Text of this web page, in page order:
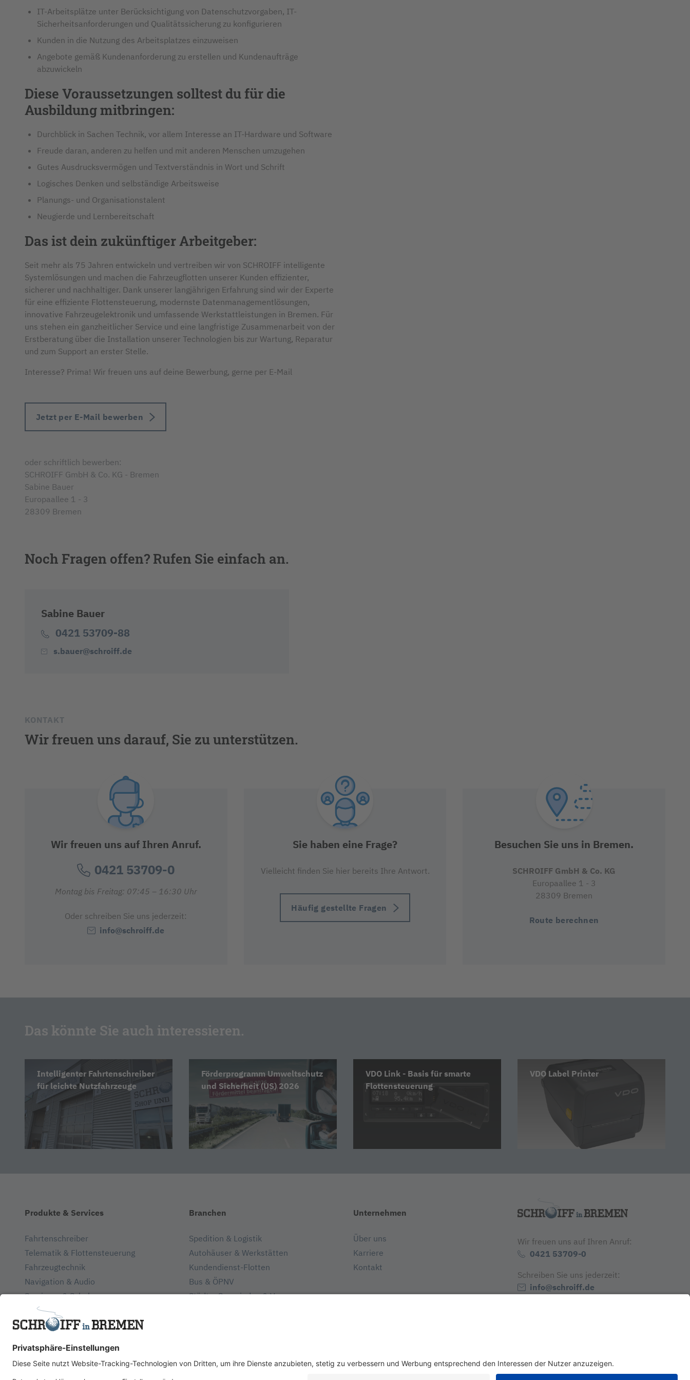
IT-Arbeitsplätze unter Berücksichtigung von Datenschutzvorgaben, IT-
Sicherheitsanforderungen und Qualitätssicherung zu konfigurieren
Kunden in die Nutzung des Arbeitsplatzes einzuweisen
Angebote gemäß Kundenanforderung zu erstellen und Kundenaufträge
abzuwickeln
Diese Voraussetzungen solltest du für die
Ausbildung mitbringen:
Durchblick in Sachen Technik, vor allem Interesse an IT-Hardware und Software
Freude daran, anderen zu helfen und mit anderen Menschen umzugehen
Gutes Ausdrucksvermögen und Textverständnis in Wort und Schrift
Logisches Denken und selbständige Arbeitsweise
Planungs- und Organisationstalent
Neugierde und Lernbereitschaft
Das ist dein zukünftiger Arbeitgeber:
Seit mehr als 75 Jahren entwickeln und vertreiben wir von SCHROIFF intelligente
Systemlösungen und machen die Fahrzeugflotten unserer Kunden effizienter,
sicherer und nachhaltiger. Dank unserer langjährigen Erfahrung sind wir der Experte
für eine effiziente Flottensteuerung, modernste Datenmanagementlösungen,
innovative Fahrzeugelektronik und umfassende Werkstattleistungen in Bremen. Für
uns stehen ein ganzheitlicher Service und eine langfristige Zusammenarbeit von der
Erstberatung über die Installation unserer Technologien bis zur Wartung, Reparatur
und zum Support an erster Stelle.
Interesse? Prima! Wir freuen uns auf deine Bewerbung, gerne per E-Mail
Jetzt per E-Mail bewerben
oder schriftlich bewerben:
SCHROIFF GmbH & Co. KG - Bremen
Sabine Bauer
Europaallee 1 - 3
28309 Bremen
Noch Fragen offen? Rufen Sie einfach an.
Sabine Bauer
0421 53709-88
s.bauer@schroiff.de
KONTAKT
Wir freuen uns darauf, Sie zu unterstützen.
Wir freuen uns auf Ihren Anruf.
0421 53709-0
Montag bis Freitag: 07:45 – 16:30 Uhr
Oder schreiben Sie uns jederzeit:
info@schroiff.de
Sie haben eine Frage?
Vielleicht finden Sie hier bereits Ihre Antwort.
Häufig gestellte Fragen
Besuchen Sie uns in Bremen.
SCHROIFF GmbH & Co. KG
Europaallee 1 - 3
28309 Bremen
Route berechnen
Das könnte Sie auch interessieren.
Intelligenter Fahrtenschreiber
für leichte Nutzfahrzeuge
Förderprogramm Umweltschutz
und Sicherheit (US) 2026
VDO Link - Basis für smarte
Flottensteuerung
VDO Label Printer
Produkte & Services
Fahrtenschreiber
Telematik & Flottensteuerung
Fahrzeugtechnik
Navigation & Audio
Seminare & Schulungen
Werkstatt, Installation & Reparatur
Branchen
Spedition & Logistik
Autohäuser & Werkstätten
Kundendienst-Flotten
Bus & ÖPNV
Städte, Gemeinden & Versorger
Unternehmen
Über uns
Karriere
Kontakt
Wir freuen uns auf Ihren Anruf:
0421 53709-0
Schreiben Sie uns jederzeit:
info@schroiff.de